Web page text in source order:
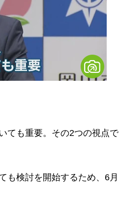
ても重要。その2つの視点で
も検討を開始するため、6月